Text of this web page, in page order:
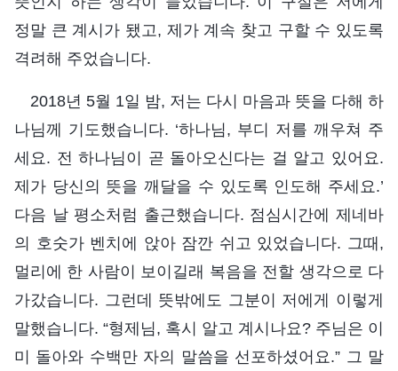
정말 큰 계시가 됐고, 제가 계속 찾고 구할 수 있도록
격려해 주었습니다.
2018년 5월 1일 밤, 저는 다시 마음과 뜻을 다해 하
나님께 기도했습니다. ‘하나님, 부디 저를 깨우쳐 주
세요. 전 하나님이 곧 돌아오신다는 걸 알고 있어요.
제가 당신의 뜻을 깨달을 수 있도록 인도해 주세요.’
다음 날 평소처럼 출근했습니다. 점심시간에 제네바
의 호숫가 벤치에 앉아 잠깐 쉬고 있었습니다. 그때,
멀리에 한 사람이 보이길래 복음을 전할 생각으로 다
가갔습니다. 그런데 뜻밖에도 그분이 저에게 이렇게
말했습니다. “형제님, 혹시 알고 계시나요? 주님은 이
미 돌아와 수백만 자의 말씀을 선포하셨어요.” 그 말